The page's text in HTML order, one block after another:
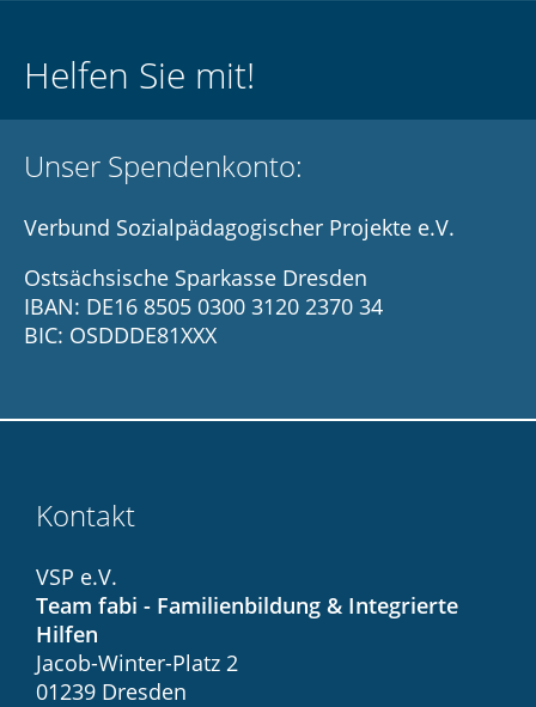
Helfen Sie mit!
Unser Spendenkonto:
Verbund Sozialpädagogischer Projekte e.V.
Ostsächsische Sparkasse Dresden
IBAN: DE16 8505 0300 3120 2370 34
BIC: OSDDDE81XXX
Kontakt
VSP e.V.
Team fabi - Familienbildung & Integrierte
Hilfen
Jacob-Winter-Platz 2
01239 Dresden